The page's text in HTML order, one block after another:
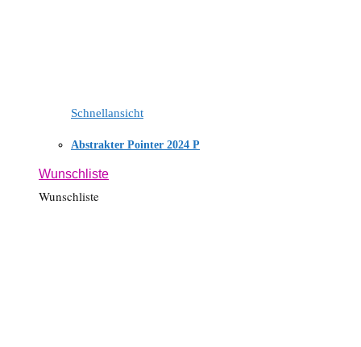
Schnellansicht
Abstrakter Pointer 2024 P
Wunschliste
Wunschliste